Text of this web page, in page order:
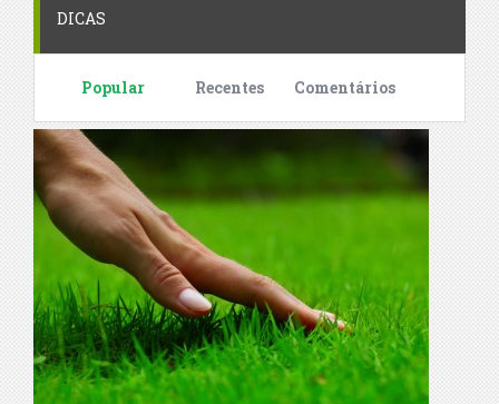
DICAS
Popular Recentes Comentários